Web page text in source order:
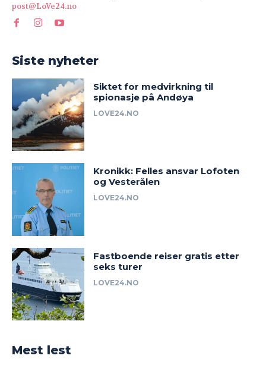
post@LoVe24.no
Siste nyheter
Siktet for medvirkning til
spionasje på Andøya
LOVE24.NO
Kronikk: Felles ansvar Lofoten
og Vesterålen
LOVE24.NO
Fastboende reiser gratis etter
seks turer
LOVE24.NO
Mest lest